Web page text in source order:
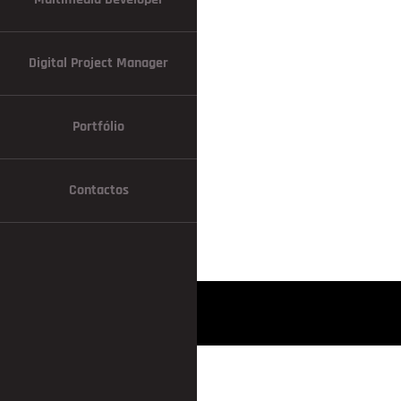
Digital Project Manager
Portfólio
Contactos